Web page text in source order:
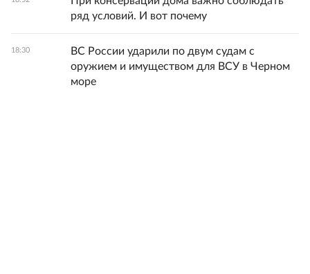
ряд условий. И вот почему
18:30
ВС России ударили по двум судам с
оружием и имуществом для ВСУ в Черном
море